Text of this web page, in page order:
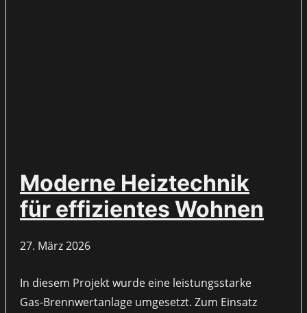
Moderne Heiztechnik
für effizientes Wohnen
27. März 2026
In diesem Projekt wurde eine leistungsstarke
Gas-Brennwertanlage umgesetzt. Zum Einsatz